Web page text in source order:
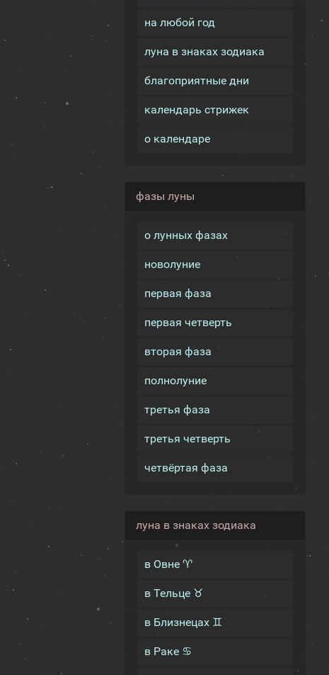
на любой год
луна в знаках зодиака
благоприятные дни
календарь стрижек
о календаре
фазы луны
о лунных фазах
новолуние
первая фаза
первая четверть
вторая фаза
полнолуние
третья фаза
третья четверть
четвёртая фаза
луна в знаках зодиака
в Овне ♈
в Тельце ♉
в Близнецах ♊
в Раке ♋